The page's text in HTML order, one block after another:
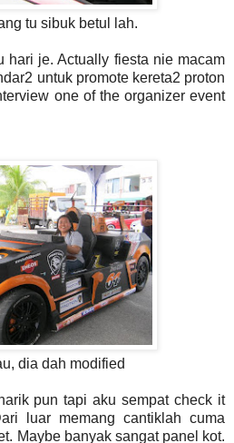
tu sibuk betul lah.
hari je. Actually fiesta nie macam
untuk promote kereta2 proton
one of the organizer event
dia dah modified
pun tapi aku sempat check it
luar memang cantiklah cuma
Maybe banyak sangat panel kot.